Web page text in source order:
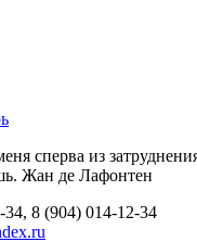
сперва из
Жан де Лафонтен
8 (904) 014-12-34